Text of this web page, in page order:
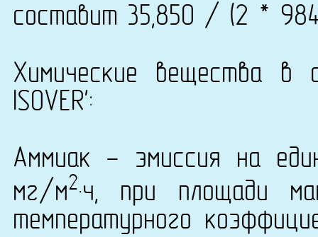
составит 35,850 / (2 *
Химические вещества в
ISOVER':
Аммиак - эмиссия на
мг/м2·ч, при площади
температурного